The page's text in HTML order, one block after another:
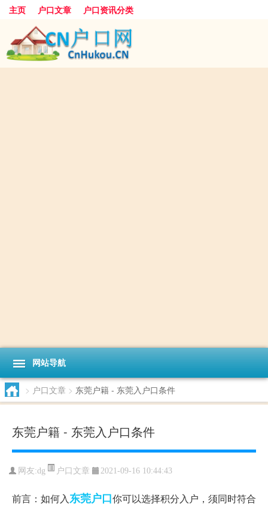
主页 户口文章 户口资讯分类
网站导航
> 户口文章 > 东莞户籍 - 东莞入户口条件
东莞户籍 - 东莞入户口条件
网友:dg 户口文章 2021-09-16 10:44:43
前言：如何入东莞户口你可以选择积分入户，须同时符合